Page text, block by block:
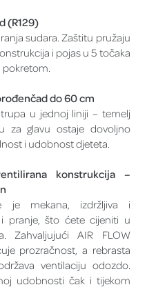
(R129)
sudara. Zaštitu pružaju
i pojas u 5 točaka
pokretom.
do 60 cm
u jednoj liniji – temelj
za glavu ostaje dovoljno
i udobnost djeteta.
konstrukcija –
je mekana, izdržljiva i
pranje, što ćete cijeniti u
Zahvaljujući AIR FLOW
prozračnost, a rebrasta
ventilaciju odozdo.
udobnosti čak i tijekom